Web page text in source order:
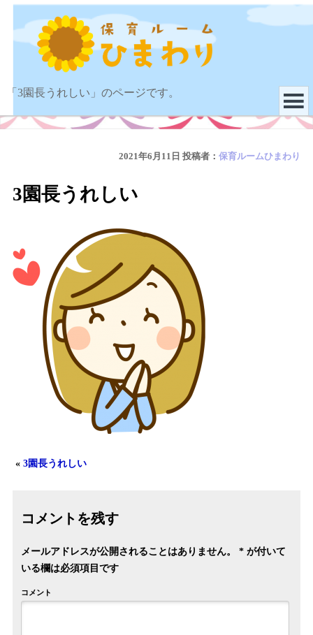
「3園長うれしい」のページです。
2021年6月11日 投稿者：保育ルームひまわり
3園長うれしい
«3園長うれしい
コメントを残す
メールアドレスが公開されることはありません。 * が付いて
いる欄は必須項目です
コメント